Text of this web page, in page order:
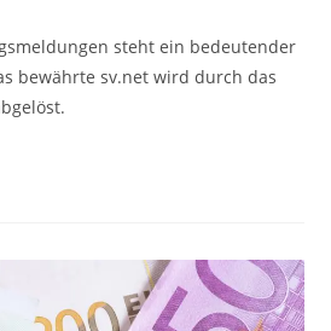
steht ein bedeutender
bewährte sv.net wird durch das